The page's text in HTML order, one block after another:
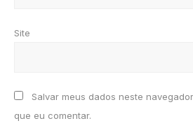
Site
Salvar meus dados neste
que eu comentar.